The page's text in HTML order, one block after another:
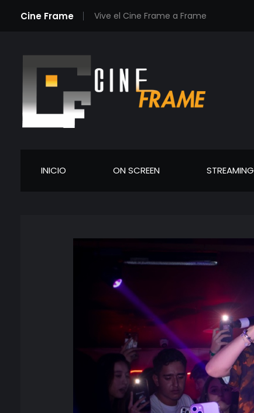
Cine Frame Vive el Cine Frame a Frame
INICIO ON SCREEN STREAMING